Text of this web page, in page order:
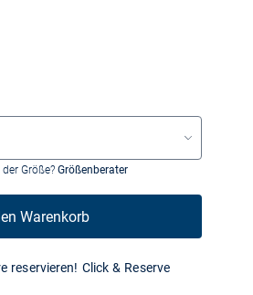
Größe? Größenberater
Warenkorb
reservieren! Click & Reserve